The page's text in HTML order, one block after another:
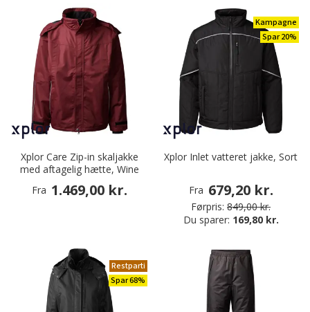
Xplor Care Zip-in skaljakke
med aftagelig hætte, Wine
Fra 1.469,00 kr.
Kampagne
Spar 20%
Xplor Inlet vatteret jakke, Sort
Fra 679,20 kr.
Førpris: 849,00 kr.
Du sparer: 169,80 kr.
Restparti
Spar 68%